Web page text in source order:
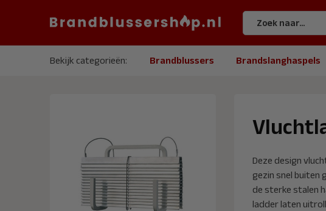
Bekijk categorieën: Brandblussers Brandslanghaspels
Deze design
gezin snel buiten
de sterke stalen
ladder laten